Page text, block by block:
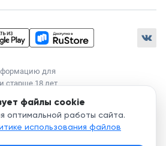
файлы cookie
оптимальной работы сайта.
использования файлов
роман
для
старше 18 лет